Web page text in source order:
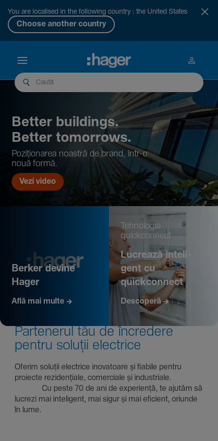
You are localised in the following country : the United States
Choose another country
Better buil­dings.
Better tomor­rows.
Pozi­țio­narea noastră de brand, într-o
nouă formă.
Vezi video
Berker devine
Hager
Află mai multe
Tehno­logia
quickconnect
Lucrează inte­li­
gent cu
quickconnect
Descoperă
Parte­nerul tău de încre­dere
pentru soluții electrice
Oferim soluții electrice inova­toare și fiabile pentru
proiecte rezi­den­țiale, comer­ciale și indus­triale.
Cu peste 70 de ani de expe­riență, te ajutăm să
lucrezi mai inte­li­gent, mai sigur și mai eficient, oriunde
în lume.